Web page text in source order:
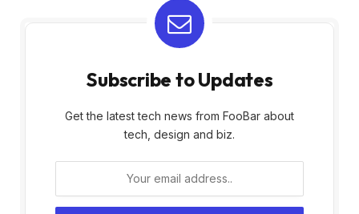
Subscribe to Updates
Get the latest tech news from FooBar about
tech, design and biz.